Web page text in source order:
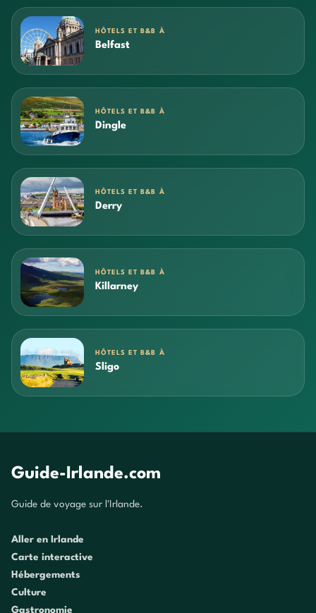
HÔTELS ET B&B À
Belfast
HÔTELS ET B&B À
Dingle
HÔTELS ET B&B À
Derry
HÔTELS ET B&B À
Killarney
HÔTELS ET B&B À
Sligo
Guide-Irlande.com
Guide de voyage sur l'Irlande.
Aller en Irlande
Carte interactive
Hébergements
Culture
Gastronomie